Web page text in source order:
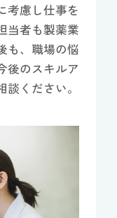
考慮し仕事を
当者も製薬業
も、職場の悩
後のスキルア
ください。